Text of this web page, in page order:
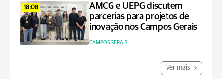
18:08
AMCG e UEPG discutem
parcerias para projetos de
inovação nos Campos Gerais
CAMPOS GERAIS
Ver mais